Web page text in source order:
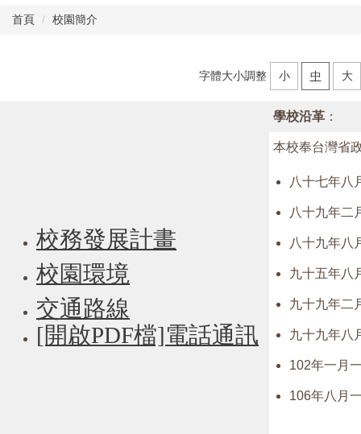
首頁 校園簡介
字體大小調整 小 中 大
校務發展計畫
校園環境
交通路線
[開啟PDF檔]電話通訊
學校沿革 ：
本校奉台灣省
八十七年八
八十九年二
八十九年八
九十五年八
九十九年二
九十九年八
102年一月
106年八月